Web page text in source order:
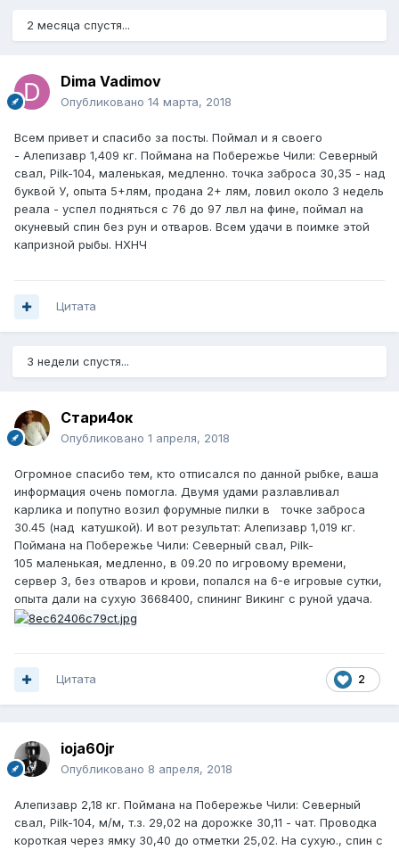
2 месяца спустя...
Dima Vadimov
Опубликовано 14 марта, 2018
Всем привет и спасибо за посты. Поймал и я своего
- Алепизавр 1,409 кг. Поймана на Побережье Чили: Северный
свал, Pilk-104, маленькая, медленно. точка заброса 30,35 - над
буквой У, опыта 5+лям, продана 2+ лям, ловил около 3 недель
реала - успел подняться с 76 до 97 лвл на фине, поймал на
окуневый спин без рун и отваров. Всем удачи в поимке этой
капризной рыбы. НХНЧ
Цитата
3 недели спустя...
Стари4ок
Опубликовано 1 апреля, 2018
Огромное спасибо тем, кто отписался по данной рыбке, ваша
информация очень помогла. Двумя удами разлавливал
карлика и попутно возил форумные пилки в точке заброса
30.45 (над катушкой). И вот результат: Алепизавр 1,019 кг.
Поймана на Побережье Чили: Северный свал, Pilk-
105 маленькая, медленно, в 09.20 по игровому времени,
сервер 3, без отваров и крови, попался на 6-е игровые сутки,
опыта дали на сухую 3668400, спининг Викинг с руной удача.
2
Цитата
ioja60jr
Опубликовано 8 апреля, 2018
Алепизавр 2,18 кг. Поймана на Побережье Чили: Северный
свал, Pilk-104, м/м, т.з. 29,02 на дорожке 30,11 - чат. Проводка
короткая через ямку 30,40 до отметки 25,02. На сухую., спин с